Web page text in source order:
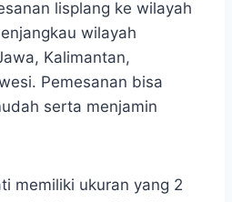
lisplang ke wilayah
wilayah
Kalimantan,
Pemesanan bisa
serta menjamin
memiliki ukuran yang 2